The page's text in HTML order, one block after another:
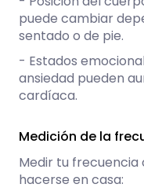
puede cambiar
sentado o de pie.
- Estados
ansiedad pueden
cardíaca.
Medición de la
Medir tu frecuencia
hacerse en casa: